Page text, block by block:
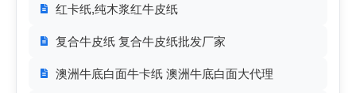
红卡纸,纯木浆红牛皮纸
复合牛皮纸 复合牛皮纸批发厂家
澳洲牛底白面牛卡纸 澳洲牛底白面大代理